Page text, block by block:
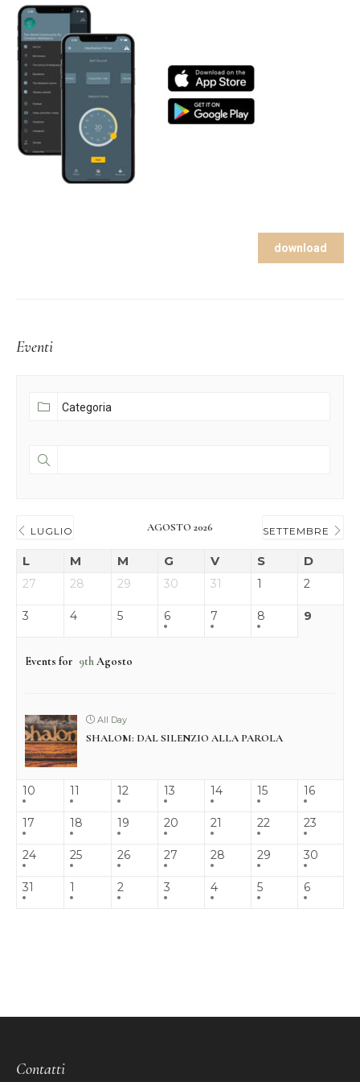
download
Eventi
LUGLIO AGOSTO 2026 SETTEMBRE
L M M G V S D
27 28 29 30 31 1 2
3 4 5 6 7 8 9
Events for 9thAgosto
All Day
SHALOM: DAL SILENZIO ALLA PAROLA
10 11 12 13 14 15 16
17 18 19 20 21 22 23
24 25 26 27 28 29 30
31 1 2 3 4 5 6
Contatti